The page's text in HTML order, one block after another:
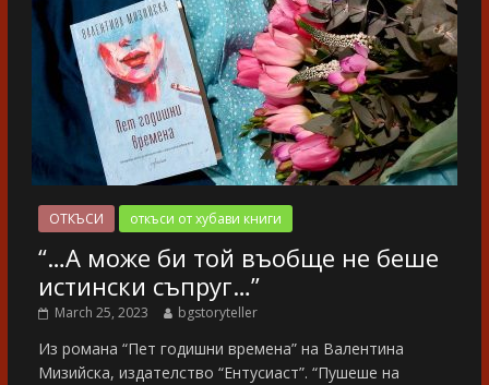
ОТКЪСИ откъси от хубави книги
“…А може би той въобще не беше
истински съпруг…”
March 25, 2023 bgstoryteller
Из романа “Пет годишни времена” на Валентина
Мизийска, издателство “Ентусиаст”. “Пушеше на